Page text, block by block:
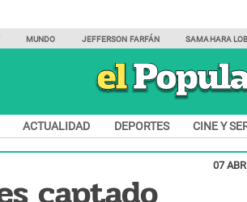
MUNDO JEFFERSON FARFÁN SAMAHARA
ACTUALIDAD DEPORTES CINE Y
07